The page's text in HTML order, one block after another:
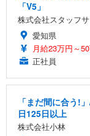
「V5」
株式会社スタッフ
愛知県
月給23万円～
正社員
「まだ間に合う!
日125日以上
株式会社小林